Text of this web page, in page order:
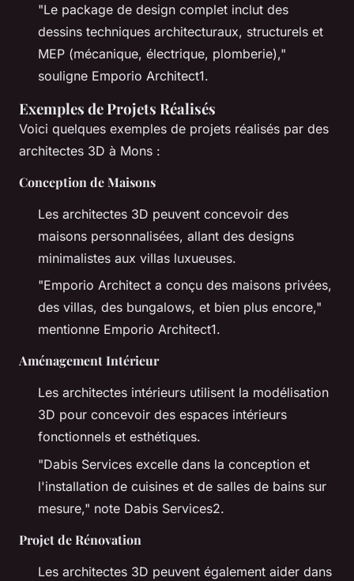
"Le package de design complet inclut des
dessins techniques architecturaux, structurels et
MEP (mécanique, électrique, plomberie),"
souligne Emporio Architect1.
Exemples de Projets Réalisés
Voici quelques exemples de projets réalisés par des
architectes 3D à Mons :
Conception de Maisons
Les architectes 3D peuvent concevoir des
maisons personnalisées, allant des designs
minimalistes aux villas luxueuses.
"Emporio Architect a conçu des maisons privées,
des villas, des bungalows, et bien plus encore,"
mentionne Emporio Architect1.
Aménagement Intérieur
Les architectes intérieurs utilisent la modélisation
3D pour concevoir des espaces intérieurs
fonctionnels et esthétiques.
"Dabis Services excelle dans la conception et
l'installation de cuisines et de salles de bains sur
mesure," note Dabis Services2.
Projet de Rénovation
Les architectes 3D peuvent également aider dans